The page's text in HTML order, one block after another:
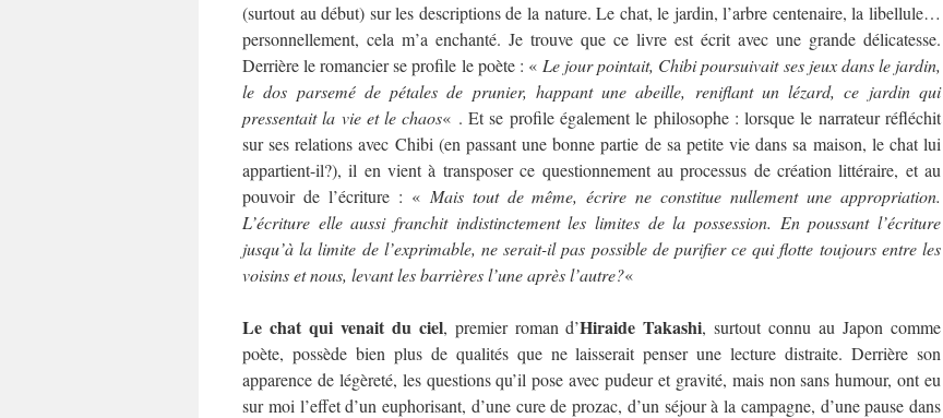
(surtout au début) sur les descriptions de la nature. Le chat, le jardin, l’arbre centenaire, la libellule…
personnellement, cela m’a enchanté. Je trouve que ce livre est écrit avec une grande délicatesse.
Derrière le romancier se profile le poète : « Le jour pointait, Chibi poursuivait ses jeux dans le jardin,
le dos parsemé de pétales de prunier, happant une abeille, reniflant un lézard, ce jardin qui
pressentait la vie et le chaos« . Et se profile également le philosophe : lorsque le narrateur réfléchit
sur ses relations avec Chibi (en passant une bonne partie de sa petite vie dans sa maison, le chat lui
appartient-il?), il en vient à transposer ce questionnement au processus de création littéraire, et au
pouvoir de l’écriture : « Mais tout de même, écrire ne constitue nullement une appropriation.
L’écriture elle aussi franchit indistinctement les limites de la possession. En poussant l’écriture
jusqu’à la limite de l’exprimable, ne serait-il pas possible de purifier ce qui flotte toujours entre les
voisins et nous, levant les barrières l’une après l’autre?«
Le chat qui venait du ciel, premier roman d’Hiraide Takashi, surtout connu au Japon comme
poète, possède bien plus de qualités que ne laisserait penser une lecture distraite. Derrière son
apparence de légèreté, les questions qu’il pose avec pudeur et gravité, mais non sans humour, ont eu
sur moi l’effet d’un euphorisant, d’une cure de prozac, d’un séjour à la campagne, d’une pause dans